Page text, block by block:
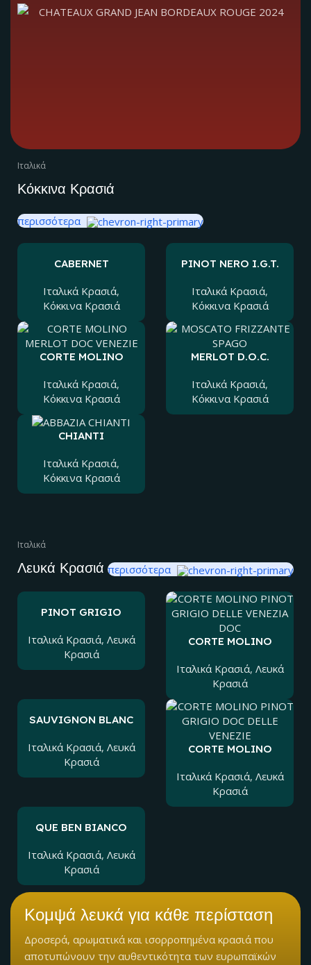
Ιταλικά
Κόκκινα Κρασιά
περισσότερα
CABERNET
VENEZIA
Ιταλικά Kρασιά,
Κόκκινα Κρασιά
PINOT NERO I.G.T.
Ιταλικά Kρασιά,
Κόκκινα Κρασιά
CORTE MOLINO
VENEZIE
Ιταλικά Kρασιά,
Κόκκινα Κρασιά
MERLOT D.O.C.
Ιταλικά Kρασιά,
Κόκκινα Κρασιά
CHIANTI
Ιταλικά Kρασιά,
Κόκκινα Κρασιά
Ιταλικά
Λευκά Κρασιά περισσότερα
PINOT GRIGIO
VENEZIE
Ιταλικά Kρασιά, Λευκά
Κρασιά
CORTE MOLINO
DELLE VENEZIA DOC
Ιταλικά Kρασιά, Λευκά
Κρασιά
SAUVIGNON BLANC
GIULIA
Ιταλικά Kρασιά, Λευκά
Κρασιά
CORTE MOLINO
DELLE VENEZIE
Ιταλικά Kρασιά, Λευκά
Κρασιά
QUE BEN BIANCO
Ιταλικά Kρασιά, Λευκά
Κρασιά
Κομψά λευκά για κάθε περίσταση
Δροσερά, αρωματικά και ισορροπημένα κρασιά που
αποτυπώνουν την αυθεντικότητα των ευρωπαϊκών